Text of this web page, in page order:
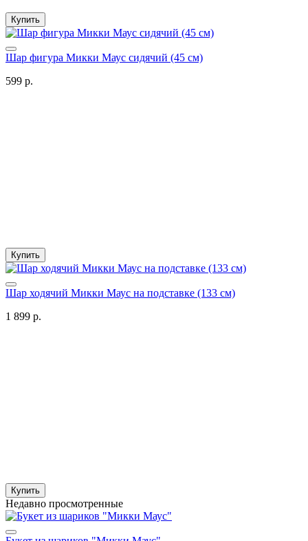
Купить
Шар фигура Микки Маус сидячий (45 см)
599 р.
Купить
Шар ходячий Микки Маус на подставке (133 см)
1 899 р.
Купить
Недавно просмотренные